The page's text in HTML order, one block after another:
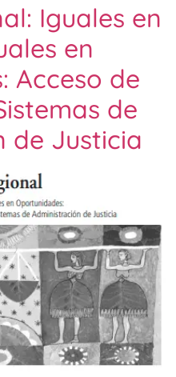
Iguales en
en
Acceso de
de
de Justicia